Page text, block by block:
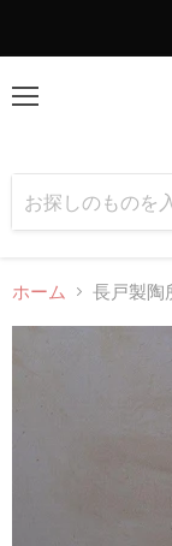
ー
ホーム 長戸製陶